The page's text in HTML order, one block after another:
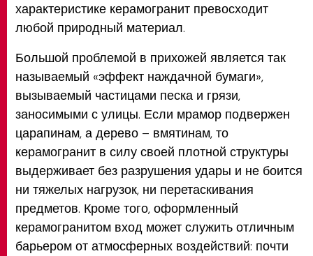
характеристике керамогранит превосходит
любой природный материал.
Большой проблемой в прихожей является так
называемый «эффект наждачной бумаги»,
вызываемый частицами песка и грязи,
заносимыми с улицы. Если мрамор подвержен
царапинам, а дерево – вмятинам, то
керамогранит в силу своей плотной структуры
выдерживает без разрушения удары и не боится
ни тяжелых нагрузок, ни перетаскивания
предметов. Кроме того, оформленный
керамогранитом вход может служить отличным
барьером от атмосферных воздействий: почти